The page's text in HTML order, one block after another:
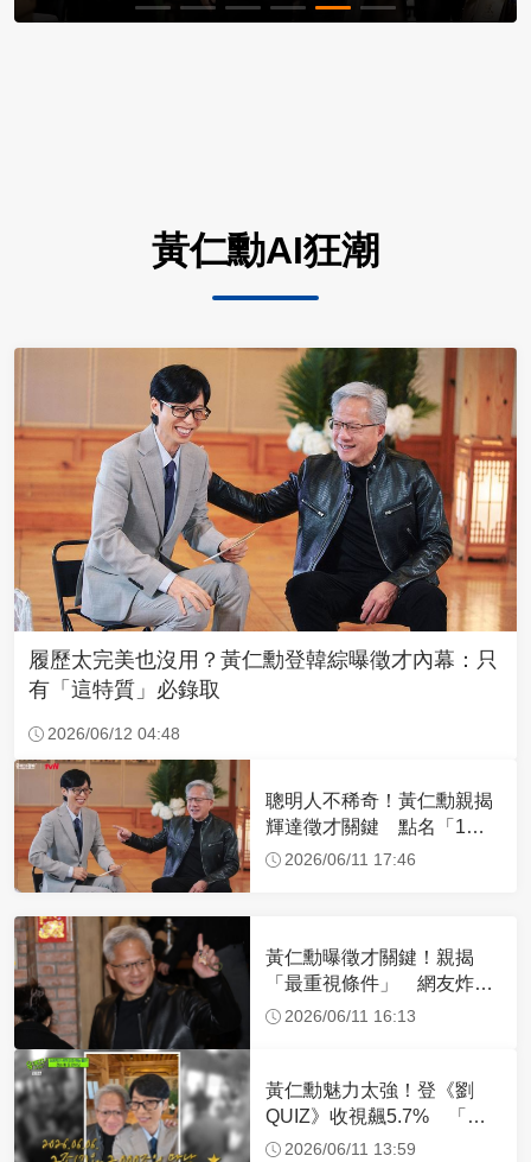
黃仁勳AI狂潮
履歷太完美也沒用？黃仁勳登韓綜曝徵才內幕：只
有「這特質」必錄取
2026/06/12 04:48
聰明人不稀奇！黃仁勳親揭
輝達徵才關鍵 點名「1人
品特質」最愛
2026/06/11 17:46
黃仁勳曝徵才關鍵！親揭
「最重視條件」 網友炸
鍋：無情點出殘酷現實
2026/06/11 16:13
黃仁勳魅力太強！登《劉
QUIZ》收視飆5.7% 「狠
甩比爾蓋茲」寫新紀錄
2026/06/11 13:59